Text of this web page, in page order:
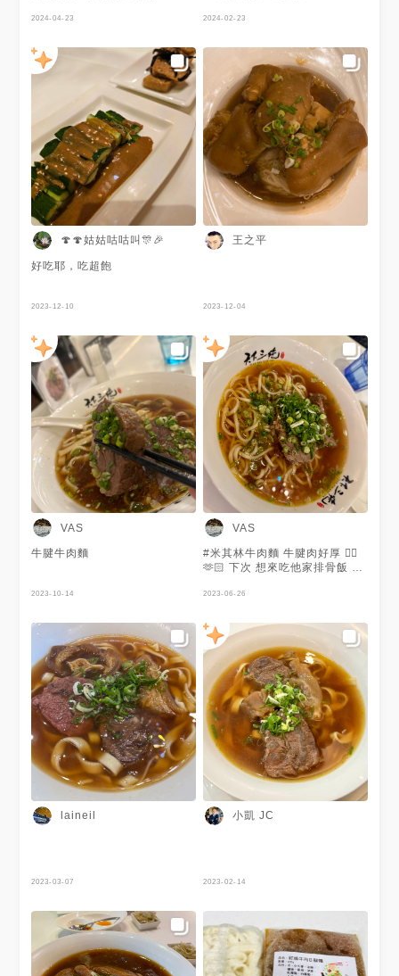
不如比較像西餐廳。 點了店裡
口的口感，湯頭清澈不混濁，卻
帶著甘甜的牛肉味，加上酸菜，
口感提升一層次，再加上牛油和
辣油，又是種不一樣的口感！
牛筋、牛腱、腱心肉、牛尾，滷
得透徹且入味，入口極化，尤其
是牛尾更是其他牛肉麵店吃不到
的口感！ 還貼心附上一杯果醋
去油膩，哈！來杯果醋冰沙更
好！
2024-04-23 2024-02-23
🍄🍄姑姑咕咕叫🎊🎉
好吃耶，吃超飽
2023-12-10
王之平
2023-12-04
VAS
牛腱牛肉麵
2023-10-14
VAS
#米其林牛肉麵 牛腱肉好厚 👍🏻
🫶🏻 下次 想來吃他家排骨飯 幾
2023-06-26
laineil
2023-03-07
小凱 JC
2023-02-14